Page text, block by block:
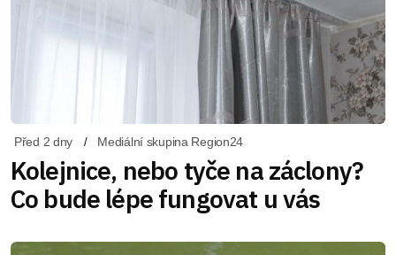
Před 2 dny Mediální skupina Region24
Kolejnice, nebo tyče na záclony?
Co bude lépe fungovat u vás